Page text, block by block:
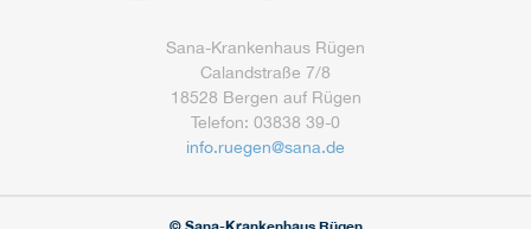
Sana-Krankenhaus Rügen
Calandstraße 7/8
18528 Bergen auf Rügen
Telefon: 03838 39-0
info.ruegen@sana.de